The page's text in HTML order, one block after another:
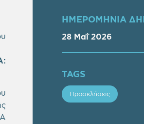
ΗΜΕΡΟΜΗΝΙΑ
28 Μαΐ 2026
TAGS
Προσκλήσεις